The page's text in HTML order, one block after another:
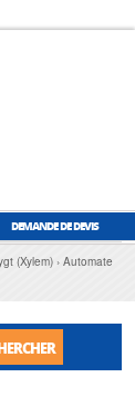
DEMANDE DE DEVIS
(Xylem)
Automate